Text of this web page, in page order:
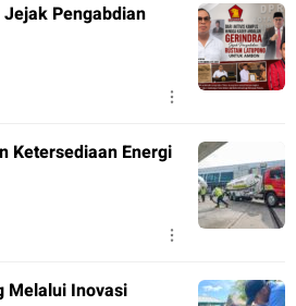
Pengabdian
Ketersediaan Energi
Melalui Inovasi